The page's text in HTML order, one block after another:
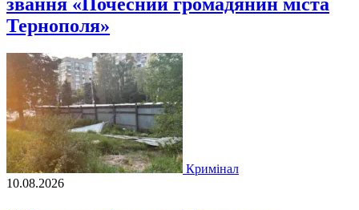
Тернополя»
Кримінал
10.08.2026